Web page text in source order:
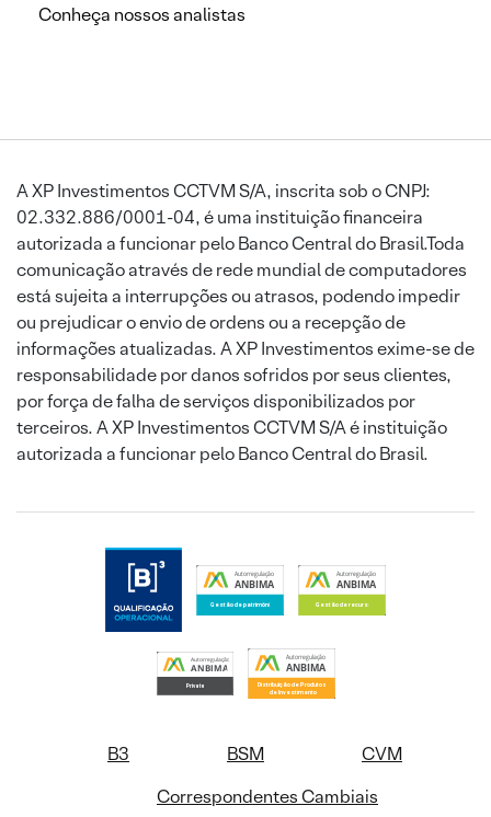
Conheça nossos analistas
A XP Investimentos CCTVM S/A, inscrita sob o CNPJ:
02.332.886/0001-04, é uma instituição financeira
autorizada a funcionar pelo Banco Central do Brasil.Toda
comunicação através de rede mundial de computadores
está sujeita a interrupções ou atrasos, podendo impedir
ou prejudicar o envio de ordens ou a recepção de
informações atualizadas. A XP Investimentos exime-se de
responsabilidade por danos sofridos por seus clientes,
por força de falha de serviços disponibilizados por
terceiros. A XP Investimentos CCTVM S/A é instituição
autorizada a funcionar pelo Banco Central do Brasil.
B3 BSM
CVM
Correspondentes Cambiais